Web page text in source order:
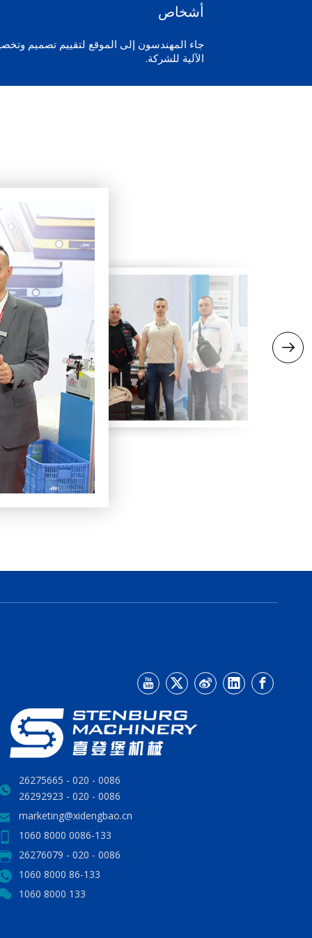
أشخاص
جاء المهندسون إلى الموقع لتقييم تصميم
الآلية للشركة.
0086 - 020 - 26275665
0086 - 020 - 26292923
marketing@xidengbao.cn
0086-133 8000 1060
0086 - 020 - 26276079
86-133 8000 1060
133 8000 1060